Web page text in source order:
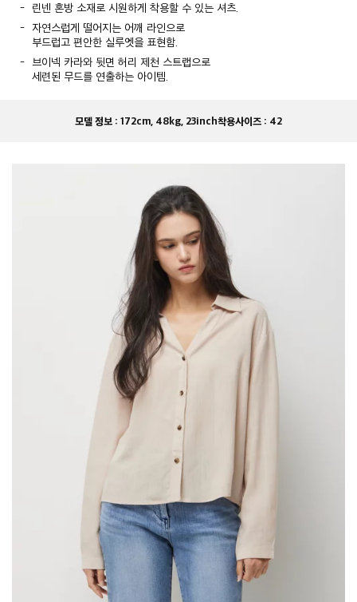
린넨 혼방 소재로 시원하게 착용할 수 있는 셔츠.
자연스럽게 떨어지는 어깨 라인으로
부드럽고 편안한 실루엣을 표현함.
브이넥 카라와 뒷면 허리 제천 스트랩으로
세련된 무드를 연출하는 아이템.
모델 정보 : 172cm, 48kg, 23inch착용사이즈 : 42